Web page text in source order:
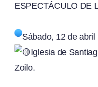
ESPECTÁCULO DE
Sábado, 12 de abril
Iglesia de
Zoilo.